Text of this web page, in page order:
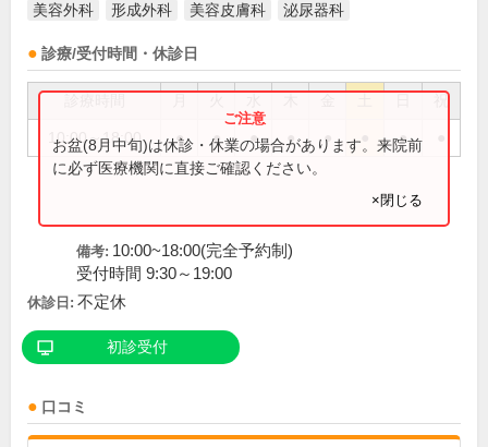
美容外科 形成外科 美容皮膚科 泌尿器科
診療/受付時間・休診日
祝
10:00～18:00 ● ● ● ● ● ●
お盆(8月中旬)は休診・休業の場合があります。来院前
に必ず医療機関に直接ご確認ください。
×閉じる
備考: 10:00~18:00(完全予約制)
受付時間 9:30～19:00
休診日: 不定休
初診受付
口コミ